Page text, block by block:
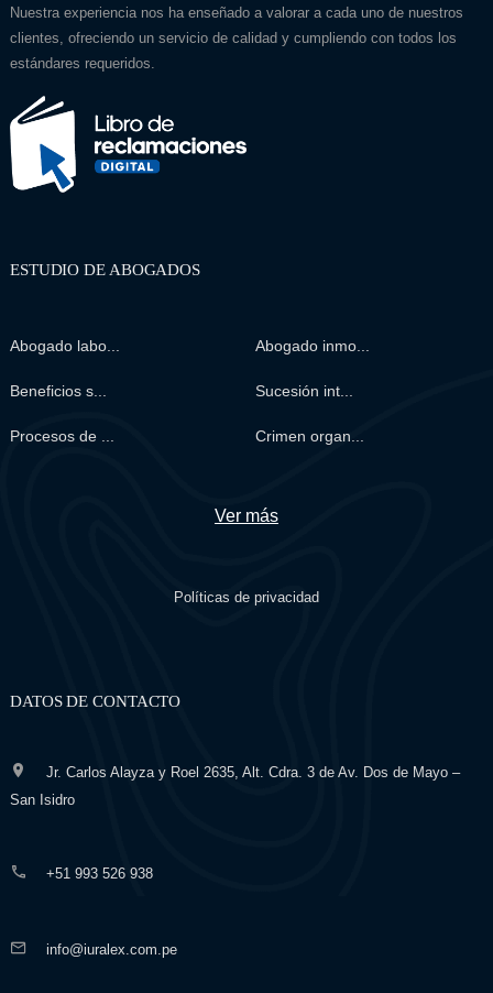
Nuestra experiencia nos ha enseñado a valorar a cada uno de nuestros
clientes, ofreciendo un servicio de calidad y cumpliendo con todos los
estándares requeridos.
ESTUDIO DE ABOGADOS
Abogado labo... Abogado inmo...
Beneficios s... Sucesión int...
Procesos de ... Crimen organ...
Ver más
Políticas de privacidad
DATOS DE CONTACTO
Jr. Carlos Alayza y Roel 2635, Alt. Cdra. 3 de Av. Dos de Mayo –
San Isidro
+51 993 526 938
info@iuralex.com.pe